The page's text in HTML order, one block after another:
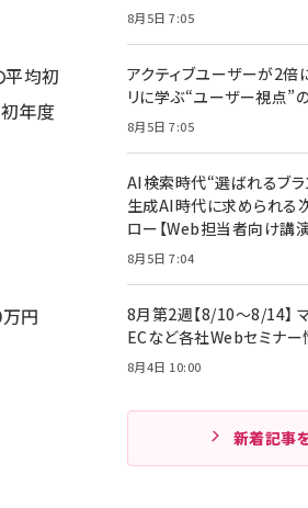
平均初
年度
円
8月5日 7:05
アクティブユーザーが2倍
リに学ぶ“ユーザー視点”
8月5日 7:05
AI検索時代“選ばれるブラ
生成AI時代に求められる
ロー【Web担当者向け講演
8月5日 7:04
8月第2週【8/10～8/14】 マ
ECなど各社Webセミナ
8月4日 10:00
新着記事